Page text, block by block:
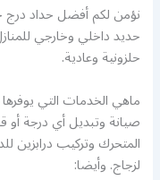
نؤمن لكم أفضل حداد
حديد داخلي وخارجي
حلزونية وعادية.
ماهي الخدمات التي
صيانة وتبديل أي درجة
المتحرك وتركيب درابزين
لزجاج. وأيضا: